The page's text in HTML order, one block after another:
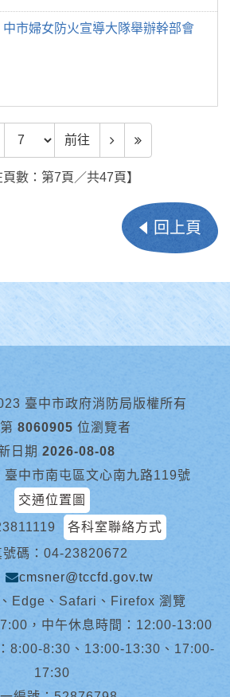
市婦女防火宣導大隊舉辦幹部會
前往頁數 前往
頁數：第7頁／共47頁】
回上頁
臺中市政府消防局版權所有
8060905 位瀏覽者
日期 2026-08-08
中市南屯區文心南九路119號
交通位置圖
各科室聯絡方式
號碼：04-23820672
cmsner@tccfd.gov.tw
Edge、Safari、Firefox 瀏覽
，中午休息時間：12:00-13:00
8:00-8:30、13:00-13:30、17:00-
17:30